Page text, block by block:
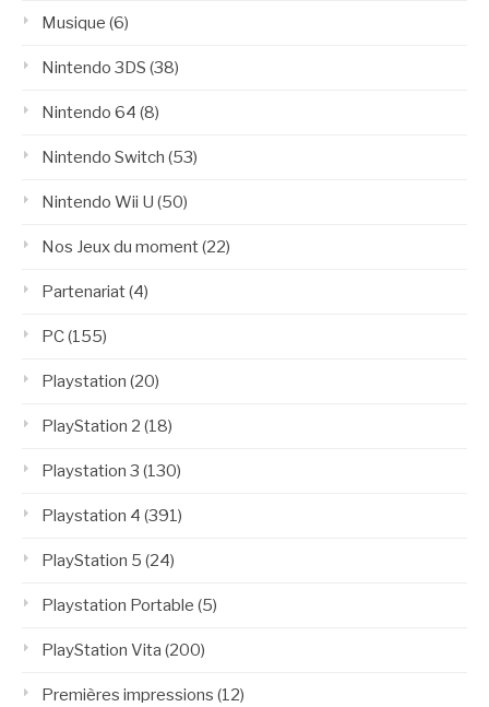
Musique (6)
Nintendo 3DS (38)
Nintendo 64 (8)
Nintendo Switch (53)
Nintendo Wii U (50)
Nos Jeux du moment(22)
Partenariat(4)
PC(155)
Playstation (20)
PlayStation 2 (18)
Playstation 3 (130)
Playstation 4 (391)
PlayStation 5 (24)
Playstation Portable (5)
PlayStation Vita (200)
Premières impressions (12)